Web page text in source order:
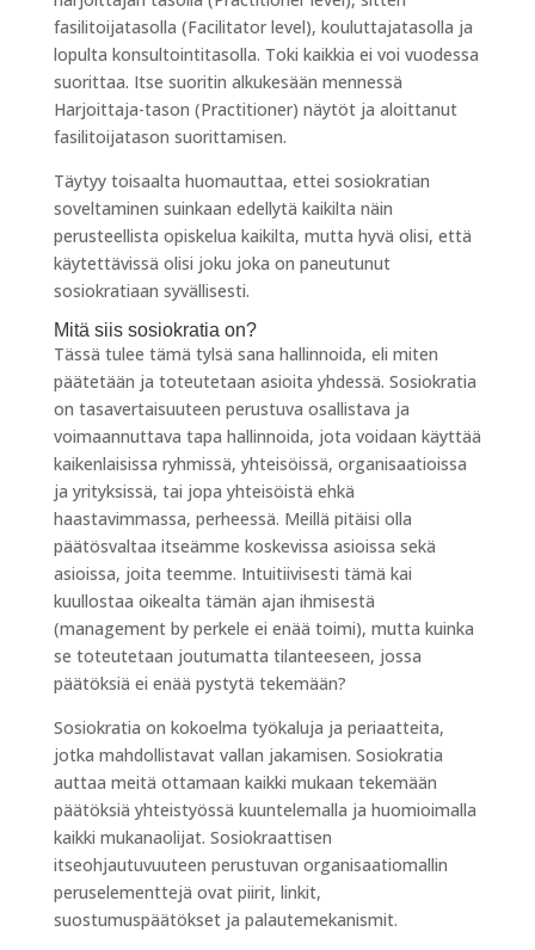
fasilitoijatasolla (Facilitator level), kouluttajatasolla ja
lopulta konsultointitasolla. Toki kaikkia ei voi vuodessa
suorittaa. Itse suoritin alkukesään mennessä
Harjoittaja-tason (Practitioner) näytöt ja aloittanut
fasilitoijatason suorittamisen.
Täytyy toisaalta huomauttaa, ettei sosiokratian
soveltaminen suinkaan edellytä kaikilta näin
perusteellista opiskelua kaikilta, mutta hyvä olisi, että
käytettävissä olisi joku joka on paneutunut
sosiokratiaan syvällisesti.
Mitä siis sosiokratia on?
Tässä tulee tämä tylsä sana hallinnoida, eli miten
päätetään ja toteutetaan asioita yhdessä. Sosiokratia
on tasavertaisuuteen perustuva osallistava ja
voimaannuttava tapa hallinnoida, jota voidaan käyttää
kaikenlaisissa ryhmissä, yhteisöissä, organisaatioissa
ja yrityksissä, tai jopa yhteisöistä ehkä
haastavimmassa, perheessä. Meillä pitäisi olla
päätösvaltaa itseämme koskevissa asioissa sekä
asioissa, joita teemme. Intuitiivisesti tämä kai
kuullostaa oikealta tämän ajan ihmisestä
(management by perkele ei enää toimi), mutta kuinka
se toteutetaan joutumatta tilanteeseen, jossa
päätöksiä ei enää pystytä tekemään?
Sosiokratia on kokoelma työkaluja ja periaatteita,
jotka mahdollistavat vallan jakamisen. Sosiokratia
auttaa meitä ottamaan kaikki mukaan tekemään
päätöksiä yhteistyössä kuuntelemalla ja huomioimalla
kaikki mukanaolijat. Sosiokraattisen
itseohjautuvuuteen perustuvan organisaatiomallin
peruselementtejä ovat piirit, linkit,
suostumuspäätökset ja palautemekanismit.